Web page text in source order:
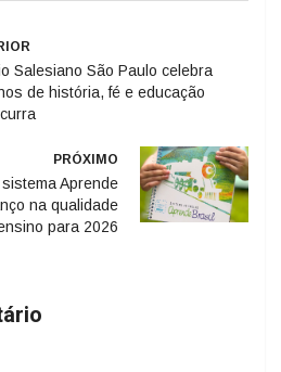
Salesiano São Paulo celebra
de história, fé e educação
PRÓXIMO
Aprende
na qualidade
para 2026